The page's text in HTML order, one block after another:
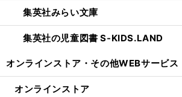
集英社みらい文庫
集英社の児童図書 S-KIDS.LAND
オンラインストア・ その他WEBサービス
オンラインストア